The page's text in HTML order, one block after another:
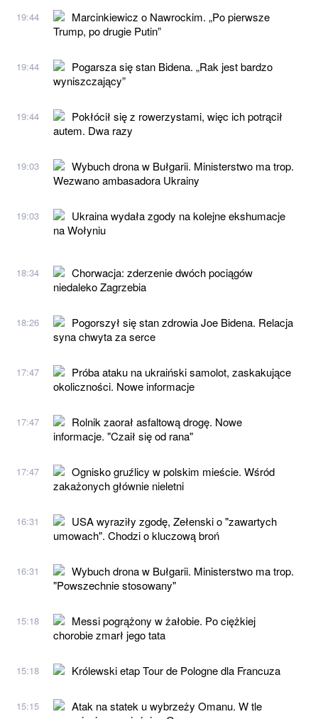
19:44
Marcinkiewicz o Nawrockim. „Po pierwsze
Trump, po drugie Putin”
19:44
Pogarsza się stan Bidena. „Rak jest bardzo
wyniszczający”
19:44
Pokłócił się z rowerzystami, więc ich potrącił
autem. Dwa razy
19:03
Wybuch drona w Bułgarii. Ministerstwo ma trop.
Wezwano ambasadora Ukrainy
19:03
Ukraina wydała zgody na kolejne ekshumacje
na Wołyniu
18:34
Chorwacja: zderzenie dwóch pociągów
niedaleko Zagrzebia
18:26
Pogorszył się stan zdrowia Joe Bidena. Relacja
syna chwyta za serce
17:47
Próba ataku na ukraiński samolot, zaskakujące
okoliczności. Nowe informacje
17:47
Rolnik zaorał asfaltową drogę. Nowe
informacje. "Czaił się od rana"
17:47
Ognisko gruźlicy w polskim mieście. Wśród
zakażonych głównie nieletni
16:31
USA wyraziły zgodę, Zełenski o "zawartych
umowach". Chodzi o kluczową broń
16:31
Wybuch drona w Bułgarii. Ministerstwo ma trop.
"Powszechnie stosowany"
15:18
Messi pogrążony w żałobie. Po ciężkiej
chorobie zmarł jego tata
15:18 Królewski etap Tour de Pologne dla Francuza
15:15
Atak na statek u wybrzeży Omanu. W tle